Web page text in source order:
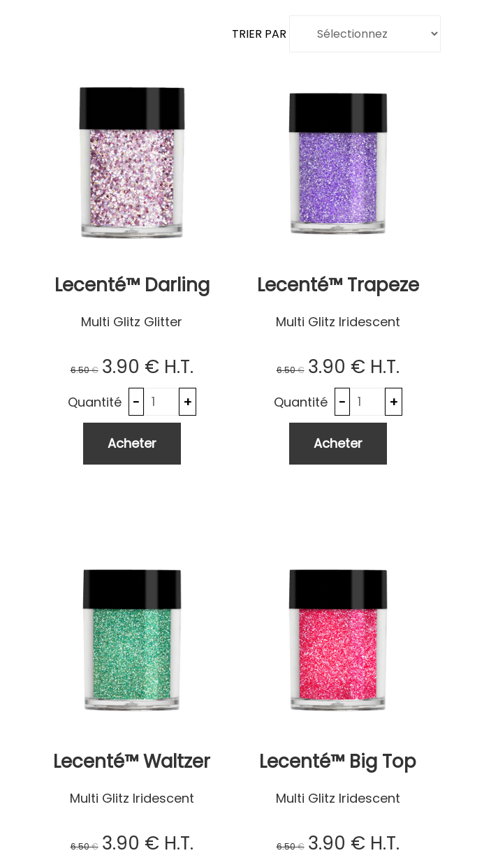
TRIER PAR
Lecenté™ Darling
Multi Glitz Glitter
6.50€ 3.90 € H.T.
Quantité
Lecenté™ Trapeze
Multi Glitz Iridescent
6.50€ 3.90 € H.T.
Quantité
Lecenté™ Waltzer
Multi Glitz Iridescent
6.50€ 3.90 € H.T.
Lecenté™ Big Top
Multi Glitz Iridescent
6.50€ 3.90 € H.T.